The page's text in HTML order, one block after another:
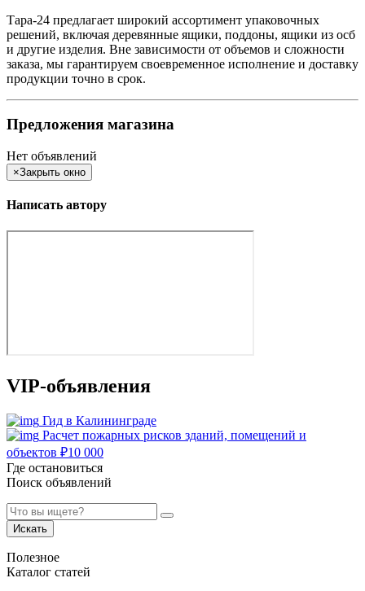
Тара-24 предлагает широкий ассортимент упаковочных
решений, включая деревянные ящики, поддоны, ящики из осб
и другие изделия. Вне зависимости от объемов и сложности
заказа, мы гарантируем своевременное исполнение и доставку
продукции точно в срок.
Предложения магазина
Нет объявлений
×Закрыть окно
Написать автору
VIP-объявления
Гид в Калининграде
Расчет пожарных рисков зданий, помещений и
объектов ₽10 000
Где остановиться
Поиск объявлений
Искать
Полезное
Каталог статей